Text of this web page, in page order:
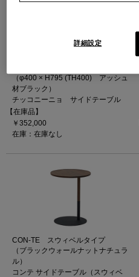
（φ400 × H795 (TH400) アッシュ
材ブラック）
チッコニーニョ サイドテーブル
【在庫品】
￥352,000
在庫：在庫なし
CON-TE スウィベルタイプ
（ブラックウォールナットナチュラ
ル）
コンテ サイドテーブル（スウィベ
詳細設定